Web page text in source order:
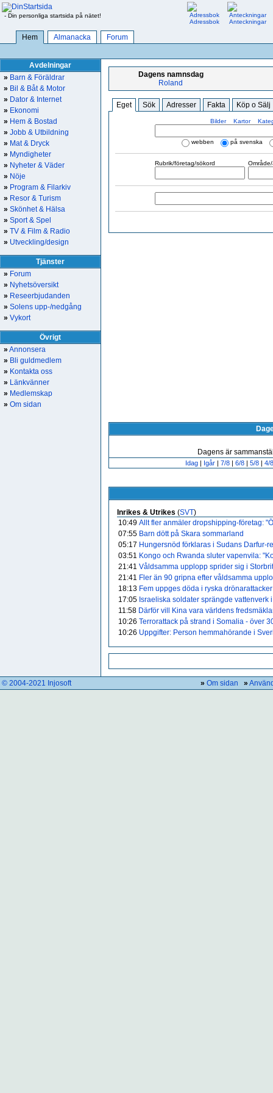
- Din personliga startsida på nätet!
Adressbok
Anteckningar
Hem Almanacka Forum
Avdelningar
» Barn & Föräldrar
» Bil & Båt & Motor
» Dator & Internet
» Ekonomi
» Hem & Bostad
» Jobb & Utbildning
» Mat & Dryck
» Myndigheter
» Nyheter & Väder
» Nöje
» Program & Filarkiv
» Resor & Turism
» Skönhet & Hälsa
» Sport & Spel
» TV & Film & Radio
» Utveckling/design
Tjänster
» Forum
» Nyhetsöversikt
» Reseerbjudanden
» Solens upp-/nedgång
» Vykort
Övrigt
» Annonsera
» Bli guldmedlem
» Kontakta oss
» Länkvänner
» Medlemskap
» Om sidan
Dagens namnsdag
Roland
Eget Sök Adresser Fakta Köp o Sälj
Bilder Kartor
webben på svenska
Rubrik/företag/sökord
Dagens är
Idag| Igår| 7/8| 6/8| 5/8| 4/8
Inrikes & Utrikes (SVT)
10:49 Allt fler anmäler dropshipping-företag:
07:55 Barn dött på Skara sommarland
05:17 Hungersnöd förklaras i Sudans Darfur-
03:51 Kongo och Rwanda sluter vapenvila:
21:41 Våldsamma upplopp sprider sig i
21:41 Fler än 90 gripna efter våldsamma
18:13 Fem uppges döda i ryska drönarattacker
17:05 Israeliska soldater sprängde vattenverk
11:58 Därför vill Kina vara världens
10:26 Terrorattack på strand i Somalia - över
10:26 Uppgifter: Person hemmahörande i
© 2004-2021 Injosoft » Om sidan »